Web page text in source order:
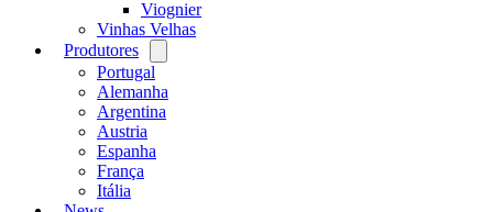
Viognier
Vinhas Velhas
Produtores
menu
Portugal
Alemanha
Argentina
Austria
Espanha
França
Itália